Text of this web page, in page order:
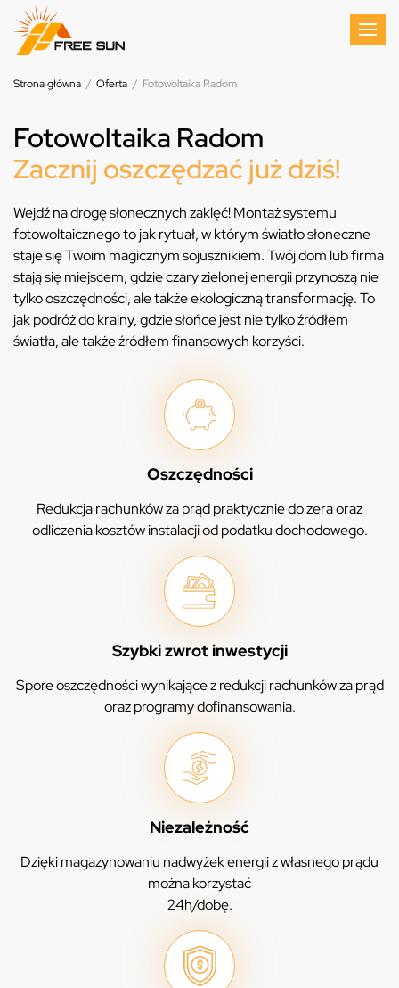
Strona główna / Oferta / Fotowoltaika Radom
Fotowoltaika Radom
Zacznij oszczędzać już dziś!
Wejdź na drogę słonecznych zaklęć! Montaż systemu
fotowoltaicznego to jak rytuał, w którym światło słoneczne
staje się Twoim magicznym sojusznikiem. Twój dom lub firma
stają się miejscem, gdzie czary zielonej energii przynoszą nie
tylko oszczędności, ale także ekologiczną transformację. To
jak podróż do krainy, gdzie słońce jest nie tylko źródłem
światła, ale także źródłem finansowych korzyści.
Oszczędności
Redukcja rachunków za prąd praktycznie do zera oraz
odliczenia kosztów instalacji od podatku dochodowego.
Szybki zwrot inwestycji
Spore oszczędności wynikające z redukcji rachunków za prąd
oraz programy dofinansowania.
Niezależność
Dzięki magazynowaniu nadwyżek energii z własnego prądu
można korzystać
24h/dobę.